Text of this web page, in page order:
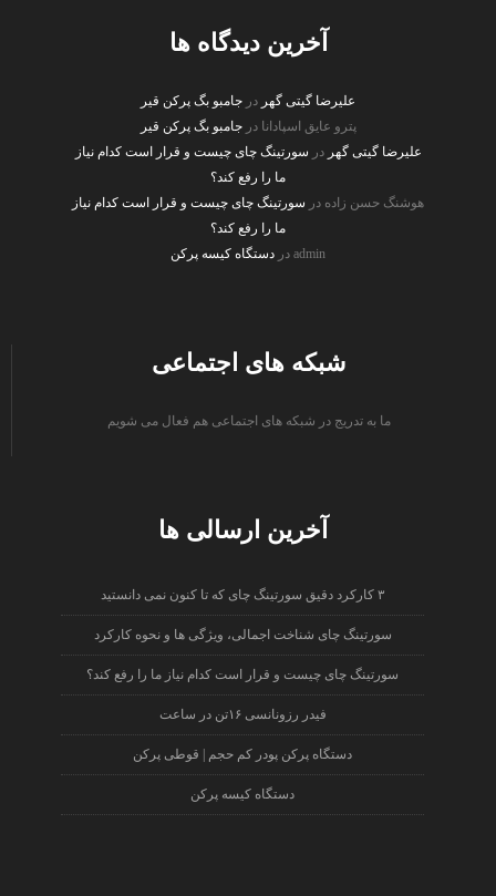
آخرین دیدگاه ها
علیرضا گیتی گهر در جامبو بگ پرکن قیر
پترو عایق اسپادانا درجامبو بگ پرکن قیر
علیرضا گیتی گهر در سورتینگ چای چیست و قرار است کدام نیاز
ما را رفع کند؟
هوشنگ حسن زاده در سورتینگ چای چیست و قرار است کدام نیاز
ما را رفع کند؟
admin در دستگاه کیسه پرکن
شبکه های اجتماعی
ما به تدریج در شبکه های اجتماعی هم فعال می شویم
آخرین ارسالی ها
۳ کارکرد دقیق سورتینگ چای که تا کنون نمی دانستید
سورتینگ چای شناخت اجمالی، ویژگی ها و نحوه کارکرد
سورتینگ چای چیست و قرار است کدام نیاز ما را رفع کند؟
فیدر رزونانسی ۱۶تن در ساعت
دستگاه پرکن پودر کم حجم | قوطی پرکن
دستگاه کیسه پرکن